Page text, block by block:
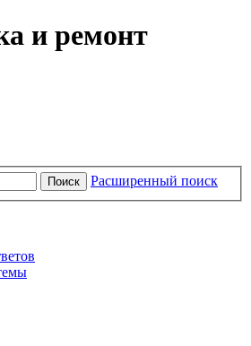
и ремонт
Поиск Расширенный поиск